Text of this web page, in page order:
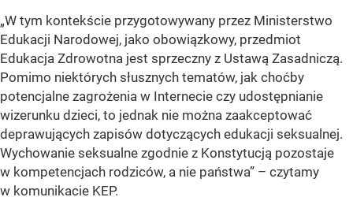
„W tym kontekście przygotowywany przez Ministerstwo
Edukacji Narodowej, jako obowiązkowy, przedmiot
Edukacja Zdrowotna jest sprzeczny z Ustawą Zasadniczą.
Pomimo niektórych słusznych tematów, jak choćby
potencjalne zagrożenia w Internecie czy udostępnianie
wizerunku dzieci, to jednak nie można zaakceptować
deprawujących zapisów dotyczących edukacji seksualnej.
Wychowanie seksualne zgodnie z Konstytucją pozostaje
w kompetencjach rodziców, a nie państwa” – czytamy
w komunikacie KEP.